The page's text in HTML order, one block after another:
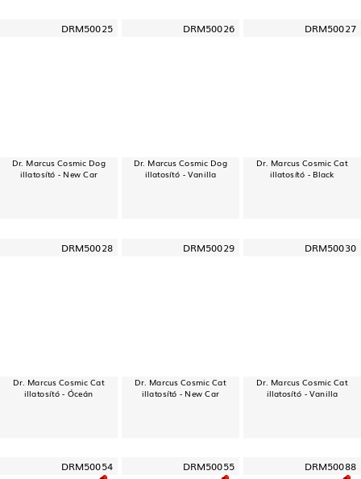
DRM50025
Dr. Marcus Cosmic Dog
illatosító - New Car
DRM50026
Dr. Marcus Cosmic Dog
illatosító - Vanilla
DRM50027
Dr. Marcus Cosmic Cat
illatosító - Black
DRM50028
Dr. Marcus Cosmic Cat
illatosító - Óceán
DRM50029
Dr. Marcus Cosmic Cat
illatosító - New Car
DRM50030
Dr. Marcus Cosmic Cat
illatosító - Vanilla
DRM50054 DRM50055 DRM50088